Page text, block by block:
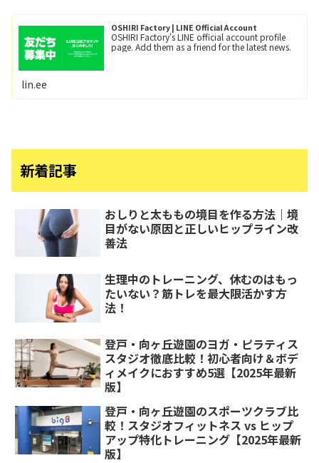
OSHIRI Factory | LINE Official Account
OSHIRI Factory's LINE official account profile
page. Add them as a friend for the latest news.
lin.ee
新着記事
おしりと太ももの境目を作る方法｜境
目がない原因と正しいヒップライン改
善法
生理中のトレーニング、休むのはもっ
たいない？筋トレを最大限活かす方
法！
登戸・向ヶ丘遊園のヨガ・ピラティス
スタジオ徹底比較！初心者向け＆ボデ
ィメイクにおすすめ5選【2025年最新
版】
登戸・向ヶ丘遊園のスポーツクラブ比
較！スタジオフィットネス vs ヒップ
アップ特化トレーニング【2025年最新
版】